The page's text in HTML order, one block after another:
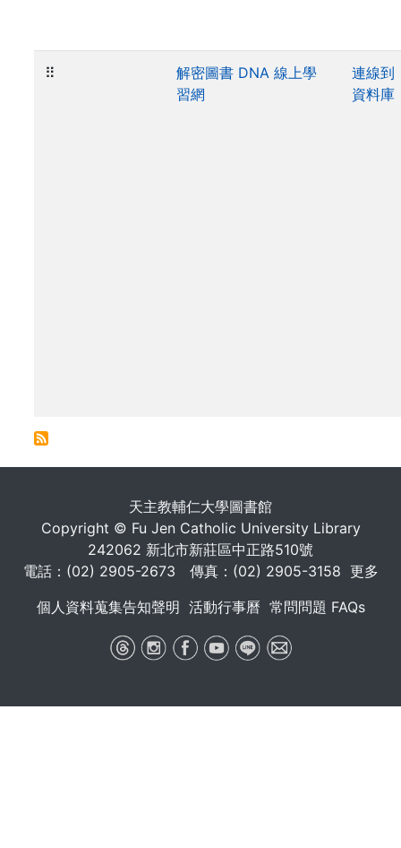
⠿
解密圖書 DNA 線上學
習網
連線到
資料庫
天主教輔仁大學圖書館
Copyright © Fu Jen Catholic University Library
242062 新北市新莊區中正路510號
電話：(02) 2905-2673 傳真：(02) 2905-3158 更多
個人資料蒐集告知聲明 活動行事曆 常問問題 FAQs